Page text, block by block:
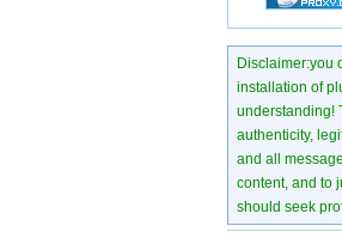
Disclaimer:you
installation of
understanding!
authenticity,
and all
content, and to
should seek